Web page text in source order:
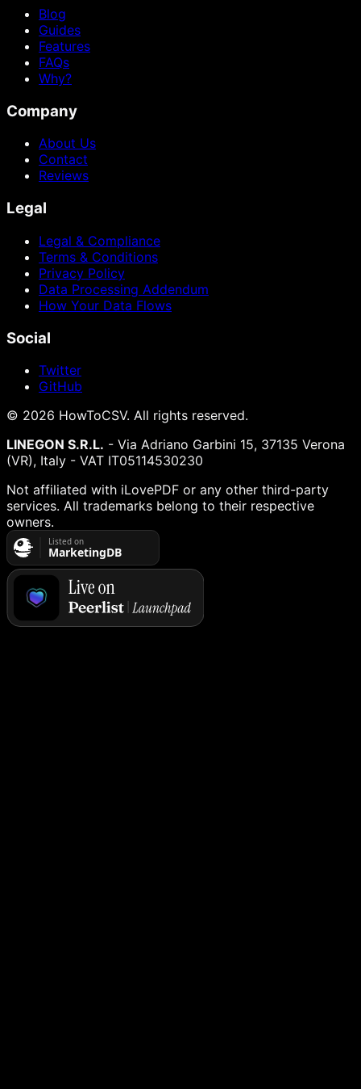
Blog
Guides
Features
FAQs
Why?
Company
About Us
Contact
Reviews
Legal
Legal & Compliance
Terms & Conditions
Privacy Policy
Data Processing Addendum
How Your Data Flows
Social
Twitter
GitHub
© 2026 HowToCSV. All rights reserved.
LINEGON S.R.L. - Via Adriano Garbini 15, 37135 Verona
(VR), Italy - VAT IT05114530230
Not affiliated with iLovePDF or any other third-party
services. All trademarks belong to their respective
owners.